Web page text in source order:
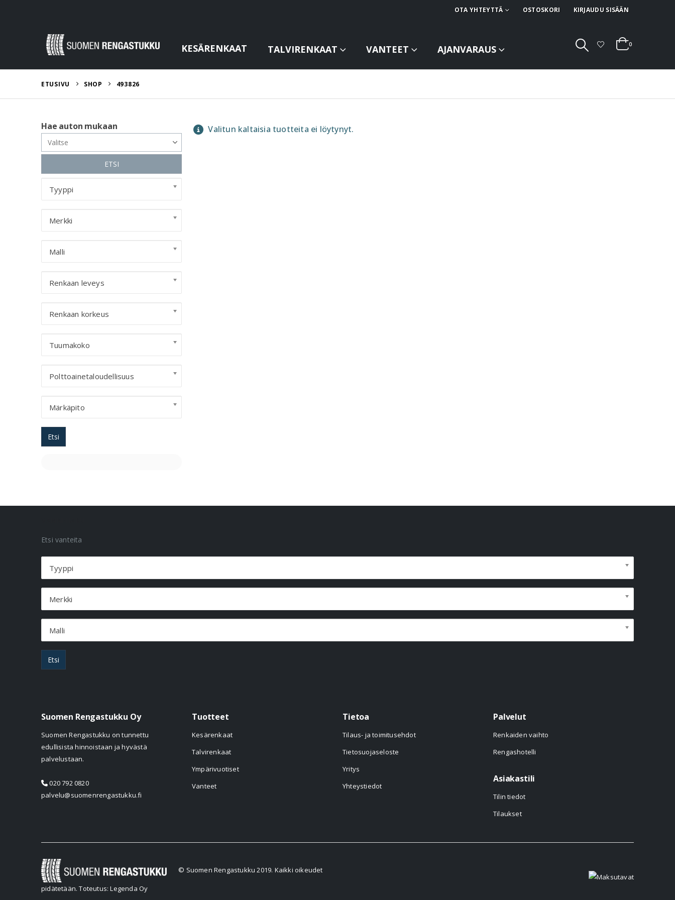
OTA YHTEYTTÄ OSTOSKORI KIRJAUDU SISÄÄN
KESÄRENKAAT TALVIRENKAAT VANTEET AJANVARAUS 0
ETUSIVU SHOP 493826
Valitun kaltaisia tuotteita ei löytynyt.
Hae auton mukaan
ETSI
Tyyppi
Merkki
Malli
Renkaan leveys
Renkaan korkeus
Tuumakoko
Polttoainetaloudellisuus
Märkäpito
Etsi
Etsi vanteita
Tyyppi
Merkki
Malli
Etsi
Suomen Rengastukku Oy
Suomen Rengastukku on tunnettu
edullisista hinnoistaan ja hyvästä
palvelustaan.
020 792 0820
palvelu@suomenrengastukku.fi
Tuotteet
Kesärenkaat
Talvirenkaat
Ympärivuotiset
Vanteet
Tietoa
Tilaus- ja toimitusehdot
Tietosuojaseloste
Yritys
Yhteystiedot
Palvelut
Renkaiden vaihto
Rengashotelli
Asiakastili
Tilin tiedot
Tilaukset
© Suomen Rengastukku 2019. Kaikki oikeudet
pidätetään.Toteutus: Legenda Oy